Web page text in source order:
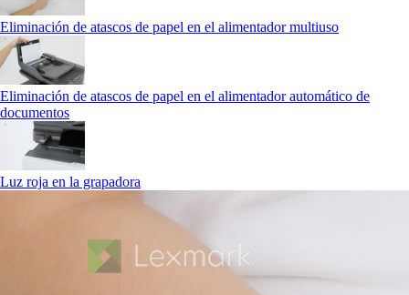
Eliminación de atascos de papel en el alimentador multiuso
Eliminación de atascos de papel en el alimentador automático de
documentos
Luz roja en la grapadora